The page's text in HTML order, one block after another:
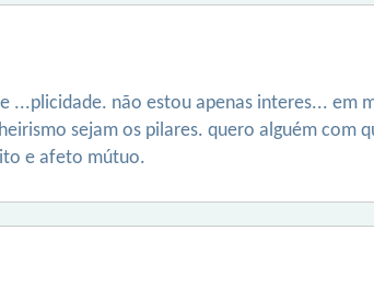
...plicidade. não estou apenas interes... em
sejam os pilares. quero alguém com
e afeto mútuo.